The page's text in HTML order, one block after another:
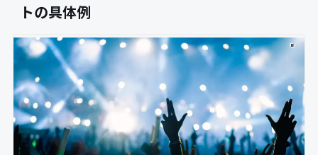
トの具体例